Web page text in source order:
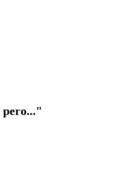
pero..."